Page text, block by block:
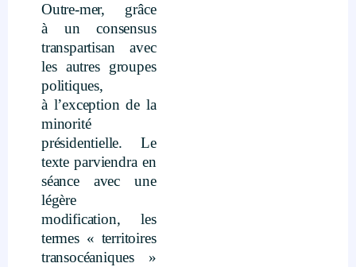
Outre-mer, grâce
à un consensus
transpartisan avec
les autres groupes
politiques,
à l’exception de la
minorité
présidentielle. Le
texte parviendra en
séance avec une
légère
modification, les
termes « territoires
transocéaniques »